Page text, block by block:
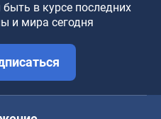
в курсе последних
и мира сегодня